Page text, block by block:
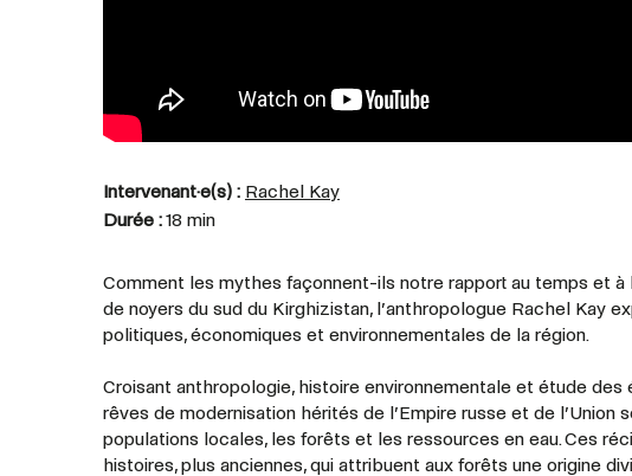
Intervenant·e(s) : Rachel Kay
Durée :18 min
Comment les mythes façonnent-ils notre rapport au temps et
de noyers du sud du Kirghizistan, l’anthropologue Rachel Kay
politiques, économiques et environnementales de la région.
Croisant anthropologie, histoire environnementale et étude
rêves de modernisation hérités de l’Empire russe et de
populations locales, les forêts et les ressources en eau. Ces
histoires, plus anciennes, qui attribuent aux forêts une origine